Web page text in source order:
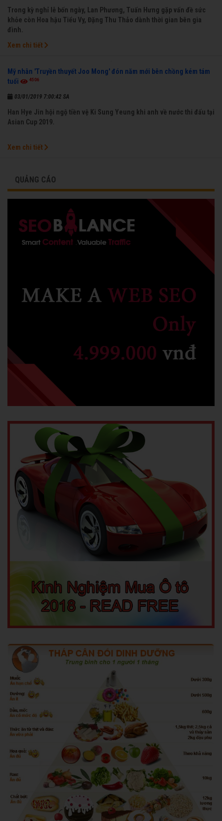
Trong kỳ nghỉ lễ bốn ngày, Lan Phương, Tuấn Hưng gặp vấn đề sức
khỏe còn Hoa hậu Tiểu Vy, Đặng Thu Thảo dành thời gian bên gia
đình.
Xem chi tiết
Mỹ nhân 'Truyền thuyết Joo Mong' đón năm mới bên chồng kém tám
tuổi
4506
03/01/2019 7:00:42 SA
Han Hye Jin hội ngộ tiền vệ Ki Sung Yeung khi anh về nước thi đấu tại
Asian Cup 2019.
Xem chi tiết
QUẢNG CÁO